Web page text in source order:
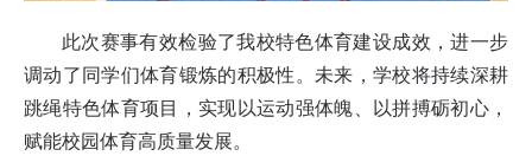
此次赛事有效检验了我校特色体育建设成效，进一步
调动了同学们体育锻炼的积极性。未来，学校将持续深耕
跳绳特色体育项目，实现以运动强体魄、以拼搏砺初心，
赋能校园体育高质量发展。